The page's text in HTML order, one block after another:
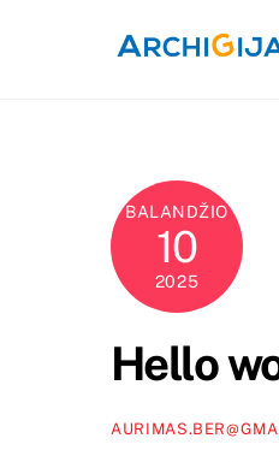
BALANDŽIO
10
2025
Hello